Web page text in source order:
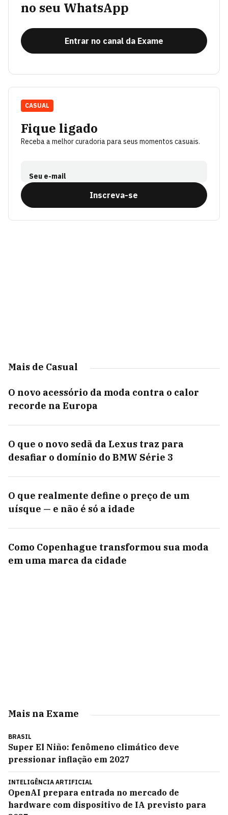
no seu WhatsApp
Entrar no canal da Exame
Fique ligado
Receba a melhor curadoria para seus momentos casuais.
Seu e-mail
Inscreva-se
CASUAL
Mais de Casual
O novo acessório da moda contra o calor
recorde na Europa
O que o novo sedã da Lexus traz para
desafiar o domínio do BMW Série 3
O que realmente define o preço de um
uísque — e não é só a idade
Como Copenhague transformou sua moda
em uma marca da cidade
Mais na Exame
BRASIL
Super El Niño: fenômeno climático deve
pressionar inflação em 2027
INTELIGÊNCIA ARTIFICIAL
OpenAI prepara entrada no mercado de
hardware com dispositivo de IA previsto para